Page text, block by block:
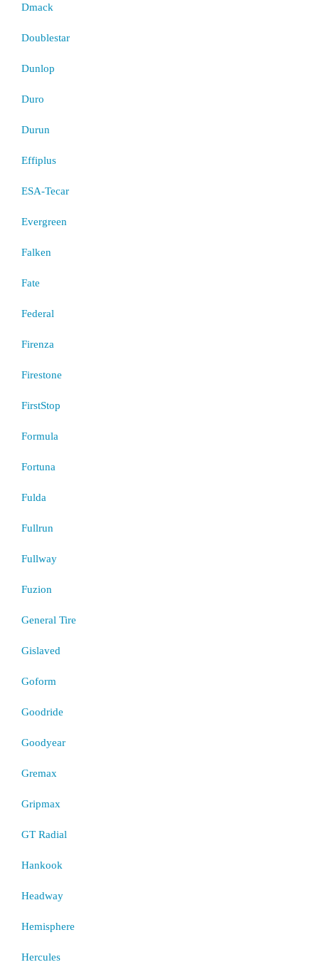
Dmack
Doublestar
Dunlop
Duro
Durun
Effiplus
ESA-Tecar
Evergreen
Falken
Fate
Federal
Firenza
Firestone
FirstStop
Formula
Fortuna
Fulda
Fullrun
Fullway
Fuzion
General Tire
Gislaved
Goform
Goodride
Goodyear
Gremax
Gripmax
GT Radial
Hankook
Headway
Hemisphere
Hercules